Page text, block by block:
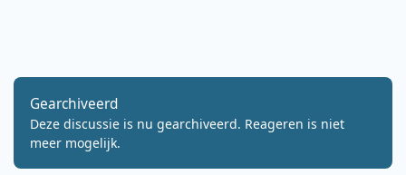
Gearchiveerd
Deze discussie is nu gearchiveerd. Reageren is niet
meer mogelijk.